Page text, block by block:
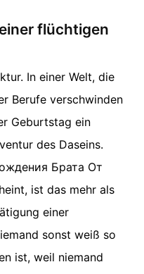
flüchtigen
In einer Welt, die
Berufe verschwinden
Geburtstag ein
des Daseins.
Брата От
ist das mehr als
einer
sonst weiß so
ist, weil niemand